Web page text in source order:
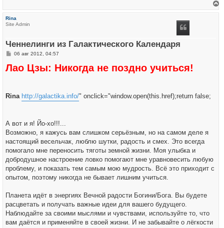
Rina
Site Admin
Ченнелинги из Галактического Календаря
С
о
б
и
06 авг 2012, 04:57
Лао Цзы: Никогда не поздно учиться!
Rina http://galactika.info/" onclick="window.open(this.href);return false;
А вот и я! Йо-хо!!!...
Возможно, я кажусь вам слишком серьёзным, но на самом деле я
настоящий весельчак, люблю шутки, радость и смех. Это всегда
помогало мне переносить тяготы земной жизни. Моя улыбка и
добродушное настроение ловко помогают мне уравновесить любую
проблему, и показать тем самым мою мудрость. Всё это приходит с
опытом, поэтому никогда не бывает лишним учиться.
Планета идёт в энергиях Вечной радости Богини/Бога. Вы будете
расцветать и получать важные идеи для вашего будущего.
Наблюдайте за своими мыслями и чувствами, используйте то, что
вам даётся и применяйте в своей жизни. И не забывайте о лёгкости